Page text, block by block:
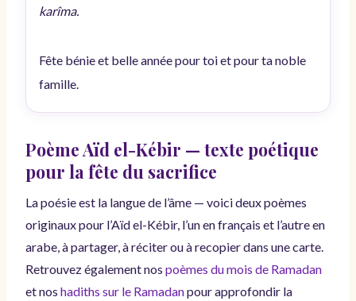
karîma.
Fête bénie et belle année pour toi et pour ta noble
famille.
Poème Aïd el-Kébir — texte poétique
pour la fête du sacrifice
La poésie est la langue de l’âme — voici deux poèmes
originaux pour l’Aïd el-Kébir, l’un en français et l’autre en
arabe, à partager, à réciter ou à recopier dans une carte.
Retrouvez également nos poèmes du mois de Ramadan
et nos hadiths sur le Ramadanpour approfondir la